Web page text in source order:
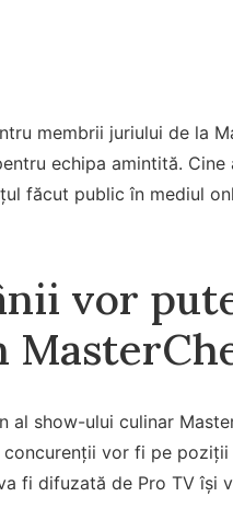
membrii juriului de la
echipa amintită.
făcut public în mediul
vor
al show-ului culinar
concurenții vor fi pe
fi difuzată de Pro TV își